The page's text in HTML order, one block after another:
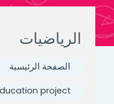
الرياضيات
الصفحة الرئيسية
project